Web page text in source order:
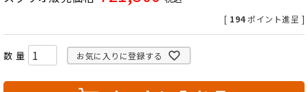
[ 194 ポイント進呈 ]
お気に入りに登録する